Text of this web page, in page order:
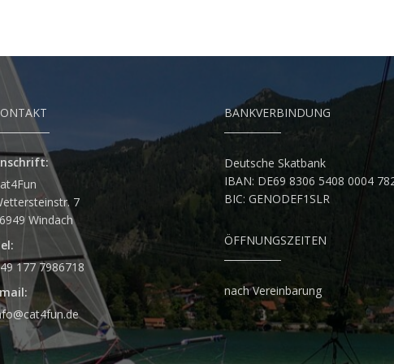
7
Windach
177 7986718
BANKVERBINDUNG
Deutsche Skatbank
IBAN: DE69 8306 5408 0004
BIC: GENODEF1SLR
ÖFFNUNGSZEITEN
nach Vereinbarung